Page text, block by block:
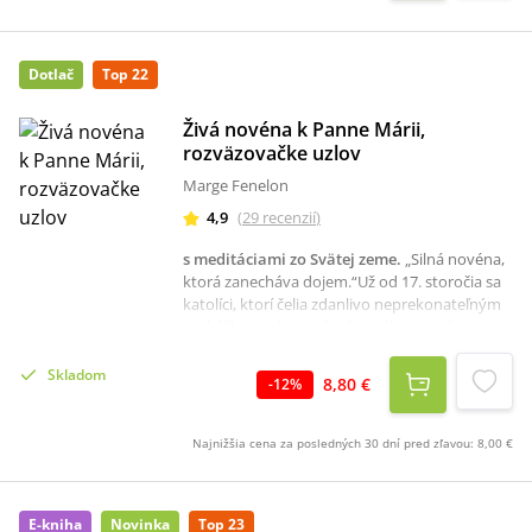
Dotlač Top 22
Živá novéna k Panne Márii,
rozväzovačke uzlov
Marge Fenelon
4,9 (29 recenzií)
s meditáciami zo Svätej zeme. „Silná novéna,
ktorá zanecháva dojem.“Už od 17. storočia sa
katolíci, ktorí čelia zdanlivo neprekonateľným
Pannu Máriu, rozväzovačku uzlov, a prosia ju o
nebeské orodovanie. V knihe Živá novéna k
Panne Márii, rozväzovačke uzlov oživuje
skúsená novinárka Marge Fenelonová túto
starodávnu tradíciu a dopĺňa ju novými
katolíkovi.Tieto jedinečné zamyslenia sú späté
s deviatimi miestami vo Svätej zemi, ktoré ako
Skladom -12% 8,80 €
Najnižšia cena za posledných 30 dní pred zľavou: 8,00 €
E-kniha Novinka Top 23